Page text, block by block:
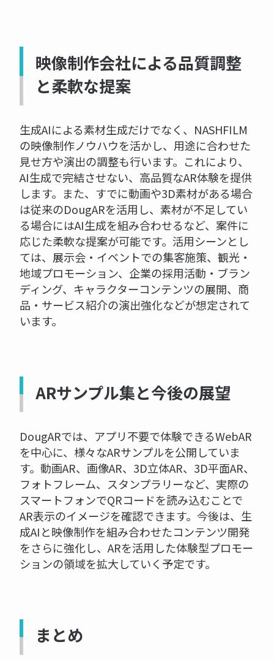
映像制作会社による品質調整
と柔軟な提案
生成AIによる素材生成だけでなく、NASHFILM
の映像制作ノウハウを活かし、用途に合わせた
見せ方や演出の調整も行います。これにより、
AI生成で完結させない、高品質なAR体験を提供
します。また、すでに動画や3D素材がある場合
は従来のDougARを活用し、素材が不足してい
る場合にはAI生成を組み合わせるなど、案件に
応じた柔軟な提案が可能です。活用シーンとし
ては、展示会・イベントでの集客施策、観光・
地域プロモーション、企業の採用活動・ブラン
ディング、キャラクターコンテンツの展開、商
品・サービス紹介の演出強化などが想定されて
います。
ARサンプル集と今後の展望
DougARでは、アプリ不要で体験できるWebAR
を中心に、様々なARサンプルを公開していま
す。動画AR、画像AR、3D立体AR、3D平面AR、
フォトフレーム、スタンプラリーなど、実際の
スマートフォンでQRコードを読み込むことで
AR表示のイメージを確認できます。今後は、生
成AIと映像制作を組み合わせたコンテンツ開発
をさらに強化し、ARを活用した体験型プロモー
ションの領域を拡大していく予定です。
まとめ